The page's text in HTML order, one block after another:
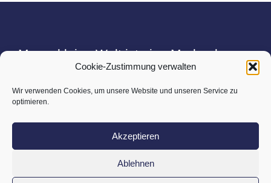
Cookie-Zustimmung verwalten
Wir verwenden Cookies, um unsere Website und unseren Service zu
optimieren.
Akzeptieren
Ablehnen
Marcs kleine Welt ist eine Marke der
Workspire GmbH
Unterer Anger 3
KontaktlDatenschutzlImpressum